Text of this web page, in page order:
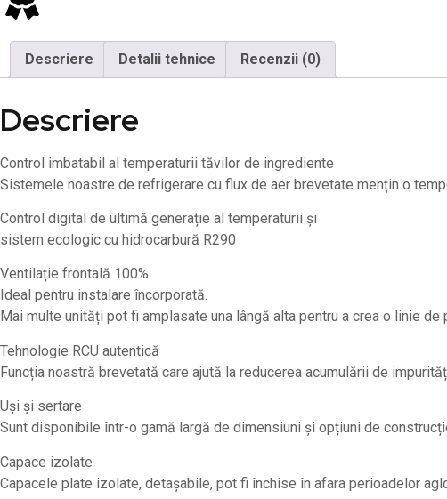
Descriere Detalii tehnice Recenzii (0)
Descriere
Control imbatabil al temperaturii tăvilor de ingrediente
Sistemele noastre de refrigerare cu flux de aer brevetate mențin o
Control digital de ultimă generație al temperaturii și
sistem ecologic cu hidrocarbură R290
Ventilație frontală 100%
Ideal pentru instalare încorporată.
Mai multe unități pot fi amplasate una lângă alta pentru a crea o linie de
Tehnologie RCU autentică
Funcția noastră brevetată care ajută la reducerea acumulării de
Uși și sertare
Sunt disponibile într-o gamă largă de dimensiuni și opțiuni de
Capace izolate
Capacele plate izolate, detașabile, pot fi închise în afara perioadelor